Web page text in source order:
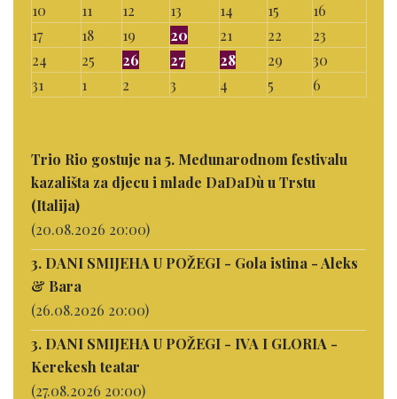
10
11 12 13 14 15
16
17
18 19 20 21 22
23
24
25 26 27 28 29
30
31
1 2 3 4 5 6
Trio Rio gostuje na 5. Međunarodnom festivalu
kazališta za djecu i mlade DaDaDù u Trstu
(Italija)
(20.08.2026 20:00)
3. DANI SMIJEHA U POŽEGI - Gola istina - Aleks
& Bara
(26.08.2026 20:00)
3. DANI SMIJEHA U POŽEGI - IVA I GLORIA -
Kerekesh teatar
(27.08.2026 20:00)